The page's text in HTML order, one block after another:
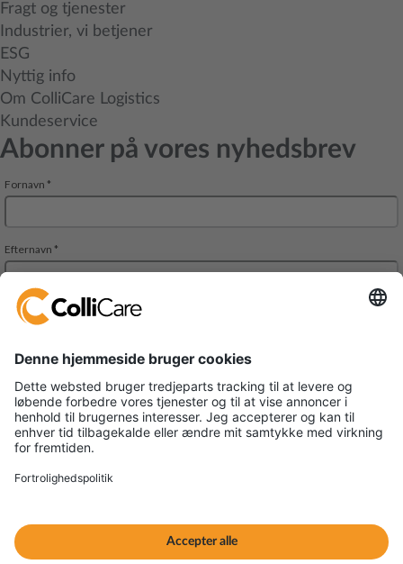
Fragt og tjenester
Industrier, vi betjener
ESG
Nyttig info
Om ColliCare Logistics
Kundeservice
Abonner på vores nyhedsbrev
Park Allè 14